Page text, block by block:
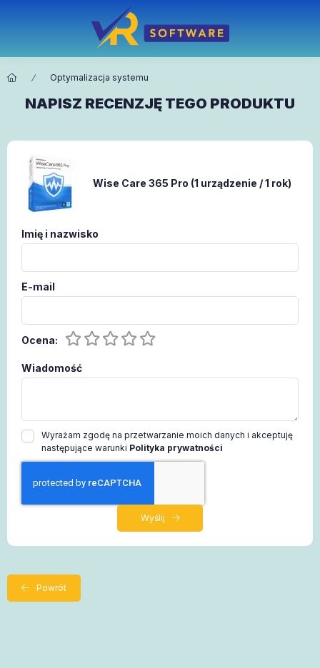
Optymalizacja systemu
NAPISZ RECENZJĘ TEGO PRODUKTU
Wise Care 365 Pro (1 urządzenie / 1 rok)
Imię i nazwisko
E-mail
Ocena:
Wiadomość
Wyrażam zgodę na przetwarzanie moich danych i akceptuję
następujące warunki Polityka prywatności
Wyślij
Powrót